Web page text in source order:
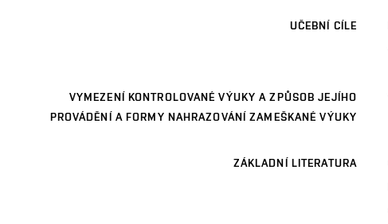
UČEBNÍ CÍLE
VYMEZENÍ KONTROLOVANÉ VÝUKY A ZPŮSOB JEJÍHO
PROVÁDĚNÍ A FORMY NAHRAZOVÁNÍ ZAMEŠKANÉ VÝUKY
ZÁKLADNÍ LITERATURA